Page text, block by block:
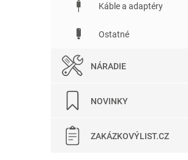
Káble a adaptéry
Ostatné
NÁRADIE
NOVINKY
ZAKÁZKOVÝLIST.CZ